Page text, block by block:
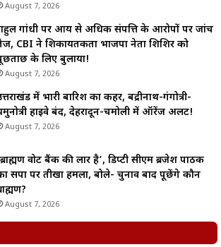
August 7, 2026
गांधी पर आय से अधिक संपत्ति के आरोपों पर जांच
CBI ने शिकायतकर्ता भाजपा नेता शिशिर को
के लिए बुलाया!
August 7, 2026
में भारी बारिश का कहर, बद्रीनाथ-गंगोत्री-
हाईवे बंद, देहरादून-चमोली में ऑरेंज अलर्ट!
August 7, 2026
वोट बैंक की लार है’, डिप्टी सीएम ब्रजेश पाठक
सपा पर तीखा हमला, बोले- चुनाव बाद पूछेंगे कौन
August 7, 2026